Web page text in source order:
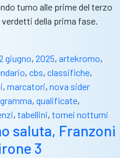
turno alle prime del terzo
della prima fase.
giugno, 2025, artekromo,
, cbs, classifiche,
, marcatori, nova sider
, qualificate,
, tabellini, tornei notturni
saluta, Franzoni
3